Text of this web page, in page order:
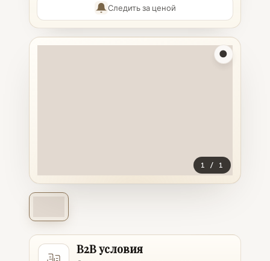
1 / 1
Следить за ценой
B2B условия